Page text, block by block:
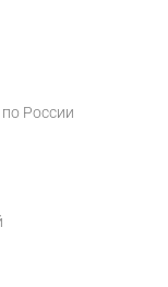
России